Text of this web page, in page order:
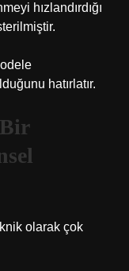
hızlandırdığı
hatırlatır.
olarak çok